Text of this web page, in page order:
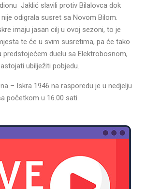
Jaklić slavili protiv Bilalovca dok
odigrala susret sa Novom Bilom.
imaju jasan cilj u ovoj sezoni, to je
te će u svim susretima, pa će tako
predstojećem duelu sa Elektrobosnom,
ubilježiti pobjedu.
– Iskra 1946 na rasporedu je u nedjelju
početkom u 16.00 sati.